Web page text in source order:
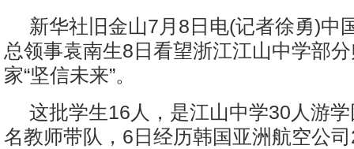
新华社旧金山7月8日电(记者徐勇)中
总领事袁南生8日看望浙江江山中学部
家“坚信未来”。
这批学生16人，是江山中学30人游
名教师带队，6日经历韩国亚洲航空公